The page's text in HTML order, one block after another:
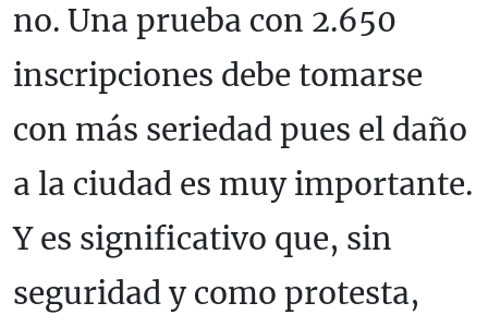
no. Una prueba con 2.650
inscripciones debe tomarse
con más seriedad pues el daño
a la ciudad es muy importante.
Y es significativo que, sin
seguridad y como protesta,